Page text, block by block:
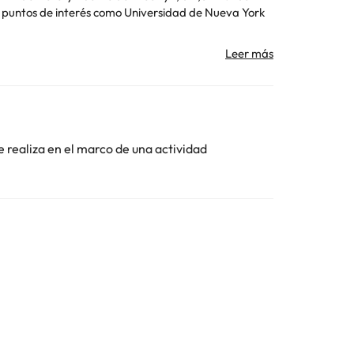
at The Manner. The Manner is dog-friendly. No
el registro de entrada. Ten en cuenta que
en el marco de una actividad